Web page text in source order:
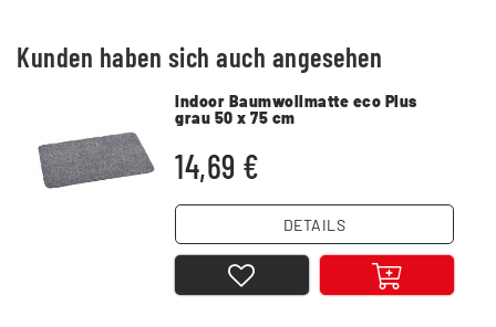
Kunden haben sich auch angesehen
Indoor Baumwollmatte eco Plus
grau 50 x 75 cm
14,69 €
DETAILS